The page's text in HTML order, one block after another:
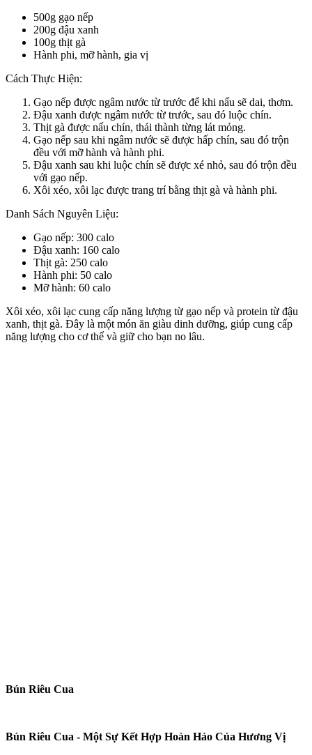
500g gạo nếp
200g đậu xanh
100g thịt gà
Hành phi, mỡ hành, gia vị
Cách Thực Hiện:
Gạo nếp được ngâm nước từ trước để khi nấu sẽ dai, thơm.
Đậu xanh được ngâm nước từ trước, sau đó luộc chín.
Thịt gà được nấu chín, thái thành từng lát mỏng.
Gạo nếp sau khi ngâm nước sẽ được hấp chín, sau đó trộn
đều với mỡ hành và hành phi.
Đậu xanh sau khi luộc chín sẽ được xé nhỏ, sau đó trộn đều
với gạo nếp.
Xôi xéo, xôi lạc được trang trí bằng thịt gà và hành phi.
Danh Sách Nguyên Liệu:
Gạo nếp: 300 calo
Đậu xanh: 160 calo
Thịt gà: 250 calo
Hành phi: 50 calo
Mỡ hành: 60 calo
Xôi xéo, xôi lạc cung cấp năng lượng từ gạo nếp và protein từ đậu
xanh, thịt gà. Đây là một món ăn giàu dinh dưỡng, giúp cung cấp
năng lượng cho c‌ơ th‌ể và giữ cho bạn no lâu.
Bún Riêu Cua
Bún Riêu Cua - Một Sự Kết Hợp Hoàn Hảo Của Hương Vị